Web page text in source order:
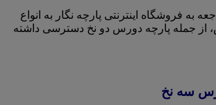
به فروشگاه اینترنتی پارچه نگار به انواع
از جمله پارچه دورس دو نخ دسترسی داشته
سه نخ